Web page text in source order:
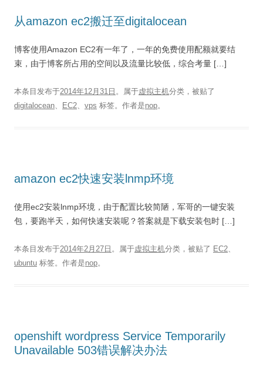
从amazon ec2搬迁至digitalocean
博客使用Amazon EC2有一年了，一年的免费使用配额就要结
束，由于博客所占用的空间以及流量比较低，综合考量 […]
本条目发布于2014年12月31日 。属于虚拟主机分类，被贴了
digitalocean、 EC2、 vps 标签。 作者是nop。
amazon ec2快速安装lnmp环境
使用ec2安装lnmp环境，由于配置比较简陋，军哥的一键安装
包，要跑半天，如何快速安装呢？答案就是下载安装包时 […]
本条目发布于2014年2月27日 。属于虚拟主机分类，被贴了 EC2、
ubuntu 标签。 作者是nop。
openshift wordpress Service Temporarily
Unavailable 503错误解决办法